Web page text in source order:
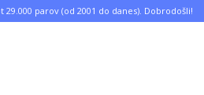
parov (od 2001 do danes). Dobrodošli!